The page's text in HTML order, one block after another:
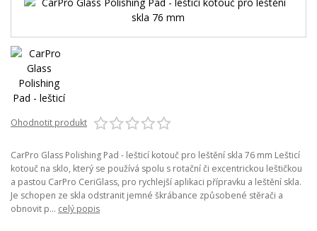
Ohodnotit produkt
CarPro Glass Polishing Pad - lešticí kotouč pro leštění skla 76 mm Lešticí
kotouč na sklo, který se používá spolu s rotační či excentrickou leštičkou
a pastou CarPro CeriGlass, pro rychlejší aplikaci přípravku a leštění skla.
Je schopen ze skla odstranit jemné škrábance způsobené stěrači a
obnovit p... celý popis